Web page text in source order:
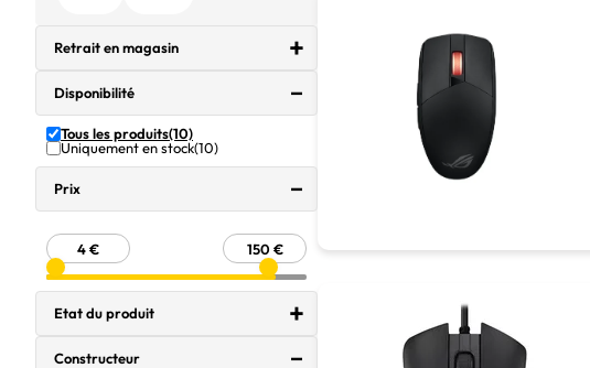
Retrait en magasin
Disponibilité
Tous les produits(10)
Uniquement en stock(10)
Prix
Etat du produit
Constructeur